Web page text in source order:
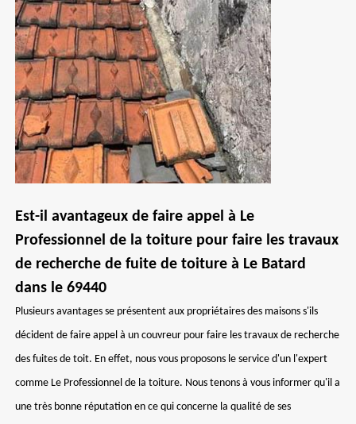
Est-il avantageux de faire appel à Le
Professionnel de la toiture pour faire les travaux
de recherche de fuite de toiture à Le Batard
dans le 69440
Plusieurs avantages se présentent aux propriétaires des maisons s'ils
décident de faire appel à un couvreur pour faire les travaux de recherche
des fuites de toit. En effet, nous vous proposons le service d'un l'expert
comme Le Professionnel de la toiture. Nous tenons à vous informer qu'il a
une très bonne réputation en ce qui concerne la qualité de ses